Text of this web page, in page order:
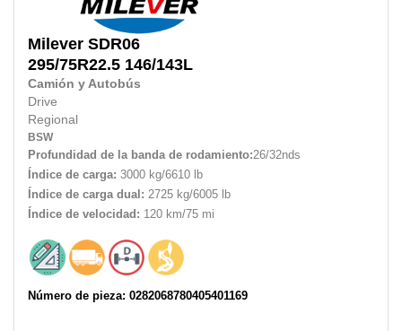
Milever SDR06
295/75R22.5 146/143L
Camión y Autobús
Drive
Regional
BSW
Profundidad de la banda de rodamiento:26/32nds
Índice de carga: 3000 kg/6610 lb
Índice de carga dual: 2725 kg/6005 lb
Índice de velocidad: 120 km/75 mi
Número de pieza: 0282068780405401169